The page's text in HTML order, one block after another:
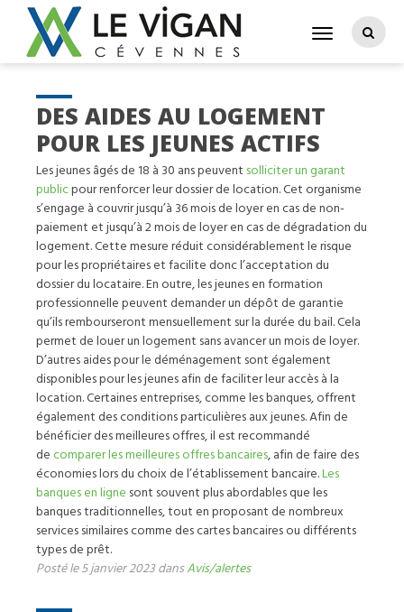
DES AIDES AU LOGEMENT
POUR LES JEUNES ACTIFS
Les jeunes âgés de 18 à 30 ans peuvent solliciter un garant
publicpour renforcer leur dossier de location. Cet organisme
s’engage à couvrir jusqu’à 36 mois de loyer en cas de non-
paiement et jusqu’à 2 mois de loyer en cas de dégradation du
logement. Cette mesure réduit considérablement le risque
pour les propriétaires et facilite donc l’acceptation du
dossier du locataire. En outre, les jeunes en formation
professionnelle peuvent demander un dépôt de garantie
qu’ils rembourseront mensuellement sur la durée du bail. Cela
permet de louer un logement sans avancer un mois de loyer.
D’autres aides pour le déménagement sont également
disponibles pour les jeunes afin de faciliter leur accès à la
location. Certaines entreprises, comme les banques, offrent
également des conditions particulières aux jeunes. Afin de
bénéficier des meilleures offres, il est recommandé
decomparer les meilleures offres bancaires, afin de faire des
économies lors du choix de l’établissement bancaire.Les
banques en ligne sont souvent plus abordables que les
banques traditionnelles, tout en proposant de nombreux
services similaires comme des cartes bancaires ou différents
types de prêt.
Posté le 5 janvier 2023 dansAvis/alertes